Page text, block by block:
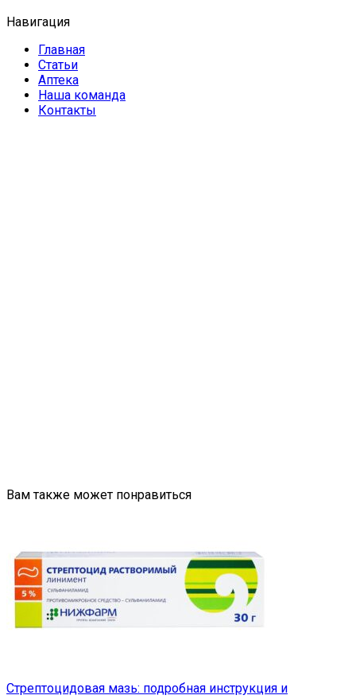
Навигация
Главная
Статьи
Аптека
Наша команда
Контакты
Вам также может понравиться
Стрептоцидовая мазь: подробная инструкция и